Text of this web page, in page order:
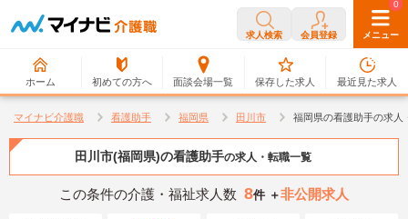
求人検索 会員登録 メニュー
ホーム 初めての方へ 面談会場一覧
0
保存した求人
0
最近見た求人
マイナビ介護職 看護助手 福岡県 田川市 福岡県の看護助手の求人
田川市(福岡県)の看護助手の求人・転職一覧
この条件の介護・福祉求人数 8件 ＋非公開求人